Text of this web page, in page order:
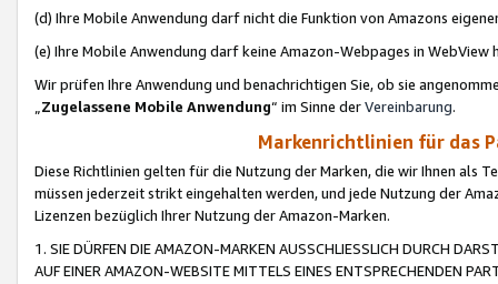
(d) Ihre Mobile Anwendung darf nicht die Funktion von Amazons
(e) Ihre Mobile Anwendung darf keine Amazon-Webpages in WebView
Wir prüfen Ihre Anwendung und benachrichtigen Sie, ob sie
„Zugelassene Mobile Anwendung“ im Sinne derVereinbarung.
Markenrichtlinien für das
Diese Richtlinien gelten für die Nutzung der Marken, die wir Ihnen als
müssen jederzeit strikt eingehalten werden, und jede Nutzung der
Lizenzen bezüglich Ihrer Nutzung der Amazon-Marken.
1. SIE DÜRFEN DIE AMAZON-MARKEN AUSSCHLIESSLICH DURCH
AUF EINER AMAZON-WEBSITE MITTELS EINES ENTSPRECHENDEN